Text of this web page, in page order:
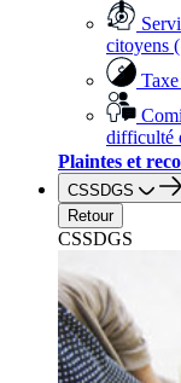
citoyens
difficulté
Plaintes et
CSSDGS
Retour
CSSDGS